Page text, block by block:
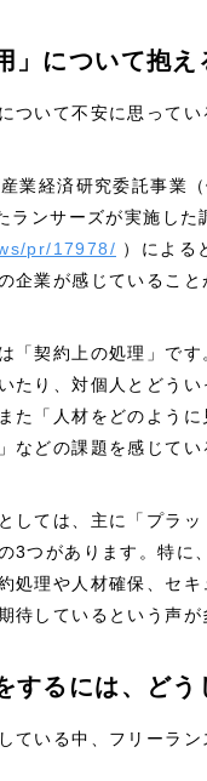
」について抱え
ついて不安に思って
業経済研究委託事業
ランサーズが実施した
pr/17978/ ）による
企業が感じていること
「契約上の処理」で
たり、対個人とどう
た「人材をどのよう
などの課題を感じてい
しては、主に「プラ
3つがあります。特に
処理や人材確保、セ
待しているという声が
するには、どう
ている中、フリーラ